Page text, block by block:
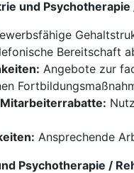
und
Bereitschaft
Angebote zur
Ansprechende
Psychotherapie /